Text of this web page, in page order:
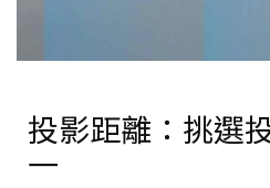
投影距離：挑選
一